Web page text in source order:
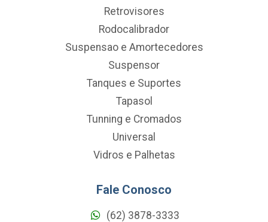
Retrovisores
Rodocalibrador
Suspensao e Amortecedores
Suspensor
Tanques e Suportes
Tapasol
Tunning e Cromados
Universal
Vidros e Palhetas
Fale Conosco
(62) 3878-3333